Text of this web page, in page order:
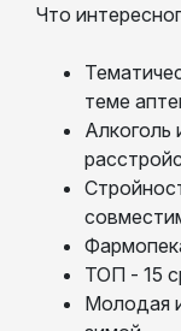
Что
теме
Алкоголь
ТОП - 15
Молодая